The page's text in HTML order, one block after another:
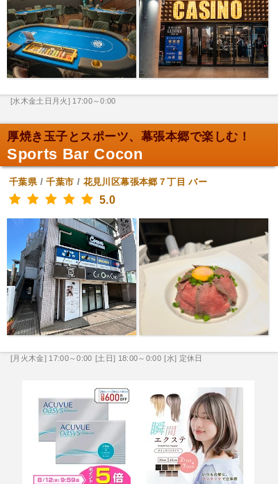
[水木金土日月火] 17:00～0:00
厚焼き玉子とスポーツ、幕張本郷で楽しむ！
Sports Bar Cocon
千葉県/千葉市 / 花見川区幕張本郷７丁目 バー
5.0
[月火木金] 17:00～0:00 [土日] 18:00～0:00 [水] 定休日